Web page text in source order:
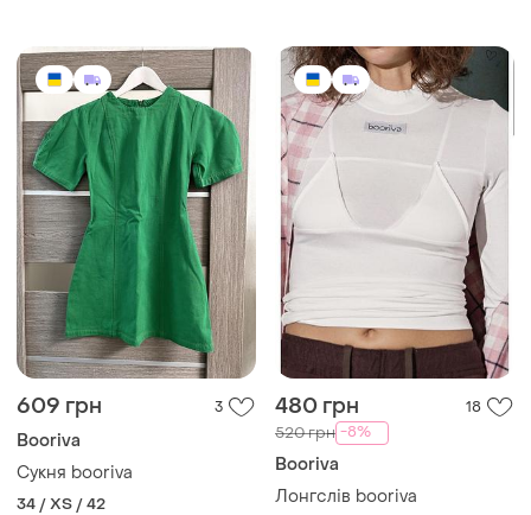
609 грн 3
Booriva
Сукня booriva
34 / XS / 42
480 грн 18
520 грн -8%
Booriva
Лонгслів booriva